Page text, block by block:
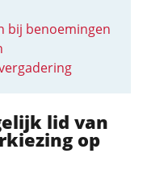
bij benoemingen
lid van
op